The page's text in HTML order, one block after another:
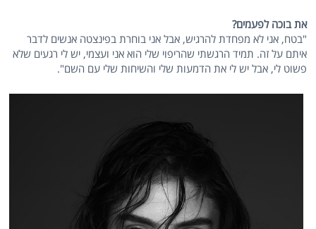
את בוכה לפעמים?
"בטח, אני לא מפחדת להרגיש, אבל אני בוחרת בפינצטה אנשים לדבר
איתם על זה. תמיד הרגשתי שהריפוי שלי הוא אני ועצמי, יש לי רגעים שלא
פשוט לי, אבל יש לי את הדמעות שלי והשיחות שלי עם השם".